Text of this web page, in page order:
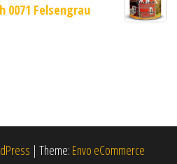
0071 Felsengrau
| Theme: Envo eCommerce